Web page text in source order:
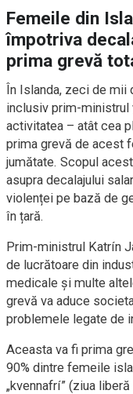
Femeile din
împotriva
prima grevă
În Islanda, zeci de mii
inclusiv prim-
activitatea – atât cea
prima grevă de acest
jumătate. Scopul
asupra decalajului
violenței pe bază de
în țară.
Prim-ministrul Katrín
de lucrătoare din
medicale și multe
grevă va aduce
problemele legate de
Aceasta va fi prima
90% dintre femeile
„kvennafrí” (ziua